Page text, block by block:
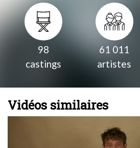
98
castings
61 011
artistes
Vidéos similaires